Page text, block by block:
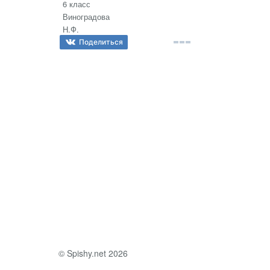
Поделиться
© Spishy.net 2026